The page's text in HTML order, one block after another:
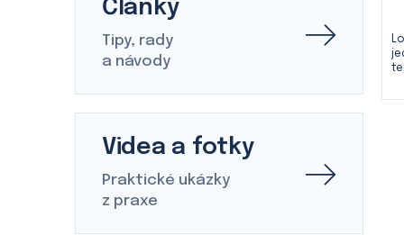
Články
Tipy, rady
a návody
Videa a fotky
Praktické ukázky
z praxe